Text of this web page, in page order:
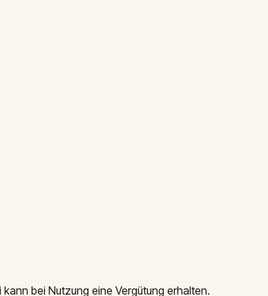
bei Nutzung eine Vergütung erhalten.